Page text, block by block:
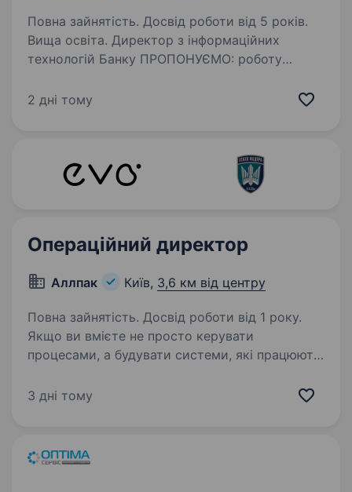
Повна зайнятість. Досвід роботи від 5 років.
Вища освіта. Директор з інформаційних
технологій Банку ПРОПОНУЄМО: роботу
банку; ключову управлінську роль (C‑level) з
2 дні тому
Операційний директор
Аллпак Київ, 3,6 км від центру
Повна зайнятість. Досвід роботи від 1 року.
Якщо ви вмієте не просто керувати
процесами, а будувати системи, які працюють
далі. Allpack — українська компанія у сфері
3 дні тому